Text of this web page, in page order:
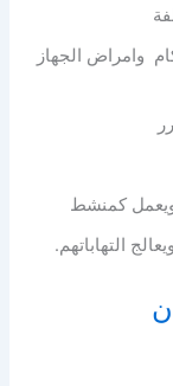
وامراض الجهاز
كمنشط
التهاباتهم.